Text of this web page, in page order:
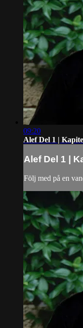
09:20
Alef Del 1 |
Alef Del 1 |
Följ med på en